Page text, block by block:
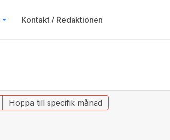
Kontakt / Redaktionen
Hoppa till specifik månad